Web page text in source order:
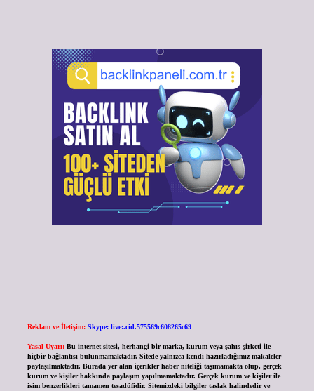
Reklam ve İletişim: Skype: live:.cid.575569c608265c69
Yasal Uyarı: Bu internet sitesi, herhangi bir marka, kurum veya şahıs şirketi ile
hiçbir bağlantısı bulunmamaktadır. Sitede yalnızca kendi hazırladığımız makaleler
paylaşılmaktadır. Burada yer alan içerikler haber niteliği taşımamakta olup, gerçek
kurum ve kişiler hakkında paylaşım yapılmamaktadır. Gerçek kurum ve kişiler ile
isim benzerlikleri tamamen tesadüfidir. Sitemizdeki bilgiler taslak halindedir ve